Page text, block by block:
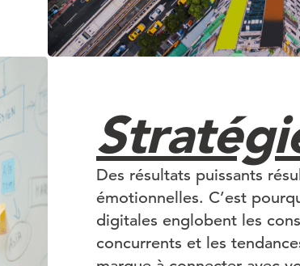
Des résultats puissants
émotionnelles. C’est
digitales englobent les
concurrents et les